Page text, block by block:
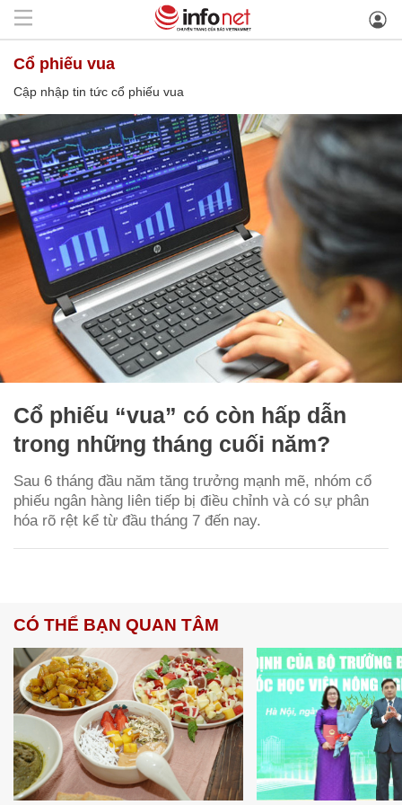
cổ phiếu vua
Cập nhập tin tức cổ phiếu vua
Cổ phiếu “vua” có còn hấp dẫn
trong những tháng cuối năm?
Sau 6 tháng đầu năm tăng trưởng mạnh mẽ, nhóm cổ
phiếu ngân hàng liên tiếp bị điều chỉnh và có sự phân
hóa rõ rệt kể từ đầu tháng 7 đến nay.
CÓ THỂ BẠN QUAN TÂM